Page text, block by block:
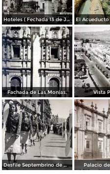
Hoteles ( Fechada 13 de Junio de 1957 ).
Fachada de Las Monjas. Vista
Desfile Septembrino de Morelia Michoacan. Palacio